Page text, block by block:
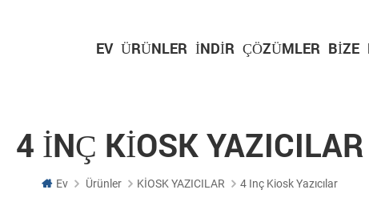
EV ÜRÜNLER İNDIR ÇÖZÜMLER BIZE
4 INÇ KIOSK YAZICILAR
Ev Ürünler KİOSK YAZICILAR 4 Inç Kiosk Yazıcılar